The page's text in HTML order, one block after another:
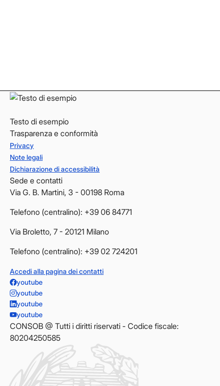
Testo di esempio
Trasparenza e conformità
Privacy
Note legali
Dichiarazione di accessibilità
Sede e contatti
Via G. B. Martini, 3 - 00198 Roma
Telefono (centralino): +39 06 84771
Via Broletto, 7 - 20121 Milano
Telefono (centralino): +39 02 724201
Accedi alla pagina dei contatti
youtube
youtube
youtube
youtube
CONSOB @ Tutti i diritti riservati - Codice fiscale:
80204250585